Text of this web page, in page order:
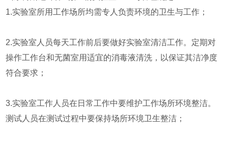
1.实验室所用工作场所均需专人负责环境的卫生与工作；
2.实验室人员每天工作前后要做好实验室清洁工作。定期对
操作工作台和无菌室用适宜的消毒液清洗，以保证其洁净度
符合要求；
3.实验室工作人员在日常工作中要维护工作场所环境整洁。
测试人员在测试过程中要保持场所环境卫生整洁；